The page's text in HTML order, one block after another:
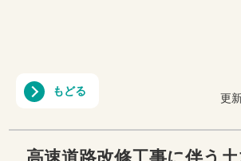
もどる 更
高速道路改修工事に伴う